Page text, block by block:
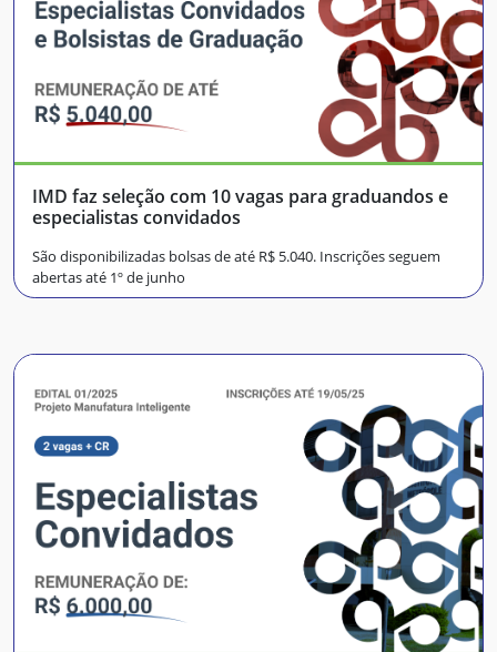
IMD faz seleção com 10 vagas para graduandos e
especialistas convidados
São disponibilizadas bolsas de até R$ 5.040. Inscrições seguem
abertas até 1º de junho